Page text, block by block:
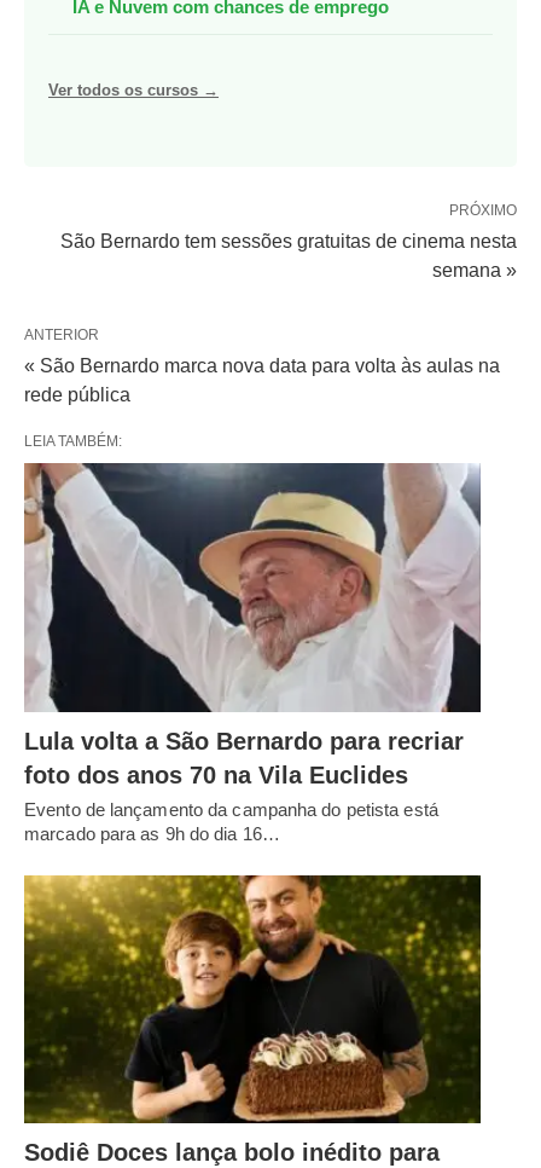
IA e Nuvem com chances de emprego
Ver todos os cursos →
PRÓXIMO
São Bernardo tem sessões gratuitas de cinema nesta
semana »
ANTERIOR
« São Bernardo marca nova data para volta às aulas na
rede pública
LEIA TAMBÉM:
Lula volta a São Bernardo para recriar
foto dos anos 70 na Vila Euclides
Evento de lançamento da campanha do petista está
marcado para as 9h do dia 16…
Sodiê Doces lança bolo inédito para